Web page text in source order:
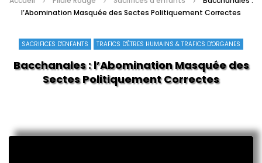
l’Abomination Masquée des Sectes Politiquement Correctes
SACRIFICES D'ENFANTS TRAFICS D'ÊTRES HUMAINS & TRAFICS D'ORGANES
Bacchanales : l’Abomination Masquée des
Sectes Politiquement Correctes